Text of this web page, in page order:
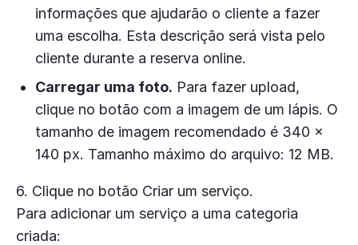
informações que ajudarão o cliente a fazer
uma escolha. Esta descrição será vista pelo
cliente durante a reserva online.
Carregar uma foto. Para fazer upload,
clique no botão com a imagem de um lápis. O
tamanho de imagem recomendado é 340 x
140 px. Tamanho máximo do arquivo: 12 MB.
6. Clique no botão Criar um serviço.
Para adicionar um serviço a uma categoria
criada: